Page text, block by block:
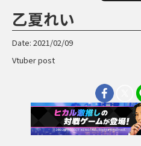
乙夏れい
Date: 2021/02/09
Vtuber post